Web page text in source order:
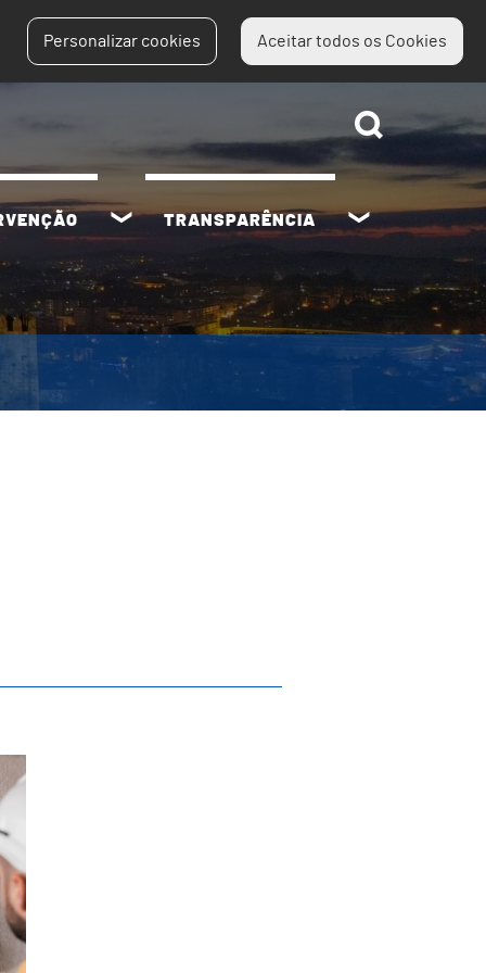
Personalizar cookies Aceitar todos os Cookies
TRANSPARÊNCIA
requalificação das EB 2,3 de Pevidém e